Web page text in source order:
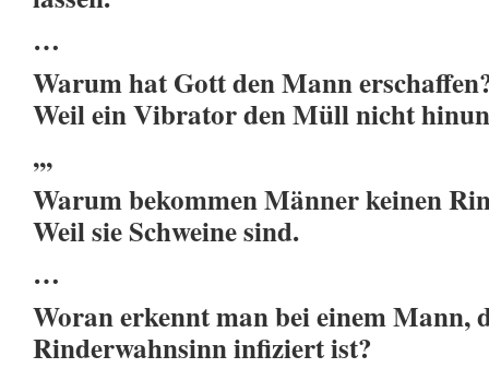
…
Warum hat Gott den Mann
Weil ein Vibrator den Müll nicht
,,,
Warum bekommen Männer keinen
Weil sie Schweine sind.
…
Woran erkennt man bei einem Mann,
Rinderwahnsinn infiziert ist?